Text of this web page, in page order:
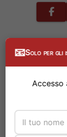
📧Solo per gli
Accesso